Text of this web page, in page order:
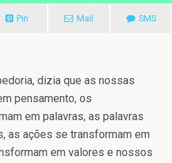
Pin Mail SMS
dizia que as nossas
pensamento, os
em palavras, as palavras
as ações se transformam em
em valores e nossos